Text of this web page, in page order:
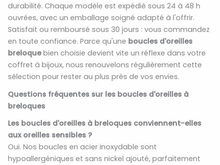
durabilité. Chaque modèle est expédié sous 24 à 48 h
ouvrées, avec un emballage soigné adapté à l'offrir.
Satisfait ou remboursé sous 30 jours : vous commandez
en toute confiance. Parce qu'une boucles d'oreilles
breloquebien choisie devient vite un réflexe dans votre
coffret à bijoux, nous renouvelons régulièrement cette
sélection pour rester au plus près de vos envies.
Questions fréquentes sur les boucles d'oreilles à
breloques
Les boucles d'oreilles à breloques conviennent-elles
aux oreilles sensibles ?
Oui. Nos boucles en acier inoxydable sont
hypoallergéniques et sans nickel ajouté, parfaitement